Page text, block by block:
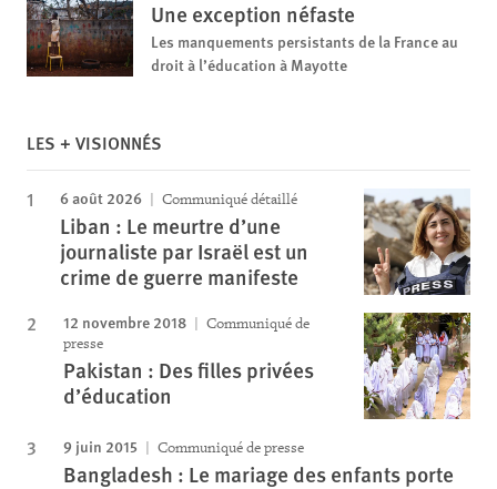
Une exception néfaste
Les manquements persistants de la France au
droit à l’éducation à Mayotte
LES + VISIONNÉS
6 août 2026 Communiqué détaillé
Liban : Le meurtre d’une
journaliste par Israël est un
crime de guerre manifeste
12 novembre 2018
Communiqué de
presse
Pakistan : Des filles privées
d’éducation
9 juin 2015 Communiqué de presse
Bangladesh : Le mariage des enfants porte